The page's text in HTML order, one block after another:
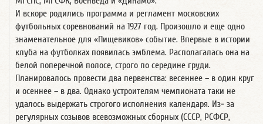
И вскоре родились программа и регламент московских
футбольных соревнований на 1927 год. Произошло и еще одно
знаменательное для «Пищевиков» событие. Впервые в истории
клуба на футболках появилась эмблема. Располагалась она на
белой поперечной полосе, строго по середине груди.
Планировалось провести два первенства: весеннее – в один круг
и осеннее – в два. Однако устроителям чемпионата таки не
удалось выдержать строгого исполнения календаря. Из- за
регулярных созывов всевозможных сборных (СССР, РСФСР,